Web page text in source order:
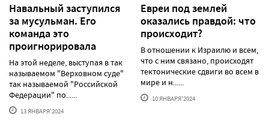
Навальный заступился
за мусульман. Его
команда это
проигнорировала
На этой неделе, выступая в так
называемом "Верховном суде"
так называемой "Российской
Федерации" по......
13 ЯНВАРЯ'2024
Евреи под землей
оказались правдой: что
происходит?
В отношении к Израилю и всем,
что с ним связано, происходят
тектонические сдвиги во всем в
мире и н......
10 ЯНВАРЯ'2024